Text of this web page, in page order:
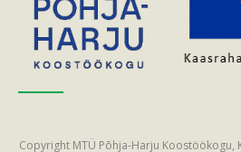
Copyright MTÜ Põhja-Harju